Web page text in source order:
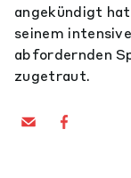
angekündigt
seinem
abfordernden
zugetraut.